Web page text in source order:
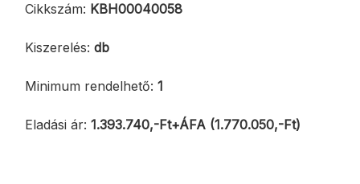
Cikkszám: KBH00040058
Kiszerelés: db
Minimum rendelhető: 1
Eladási ár: 1.393.740,-Ft+ÁFA (1.770.050,-Ft)